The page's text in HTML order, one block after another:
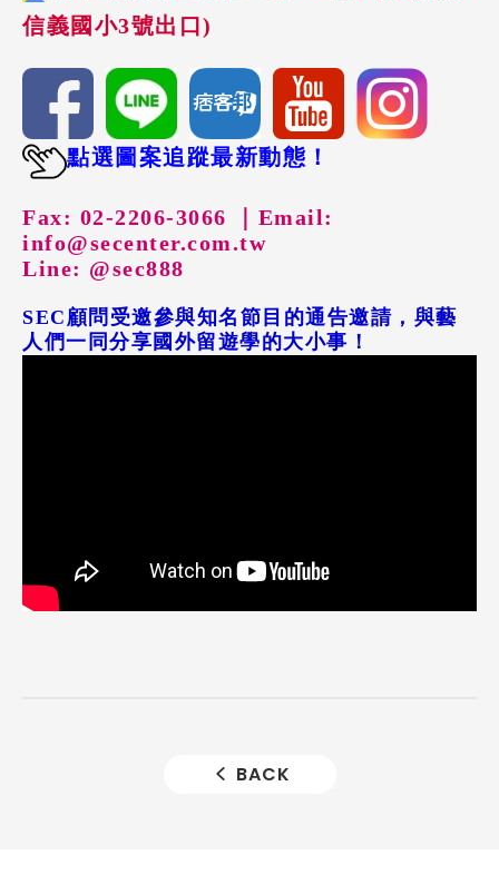
信義國小3號出口)
點選圖案追蹤最新動態！
Fax: 02-2206-3066 ｜ Email:
info@secenter.com.tw
Line: @sec888
SEC顧問受邀參與知名節目的通告邀請，與藝
人們一同分享國外留遊學的大小事！
BACK